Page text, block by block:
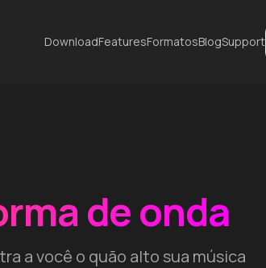
DownloadFeaturesFormatosBlogSupport
de onda
a você o quão alto sua música